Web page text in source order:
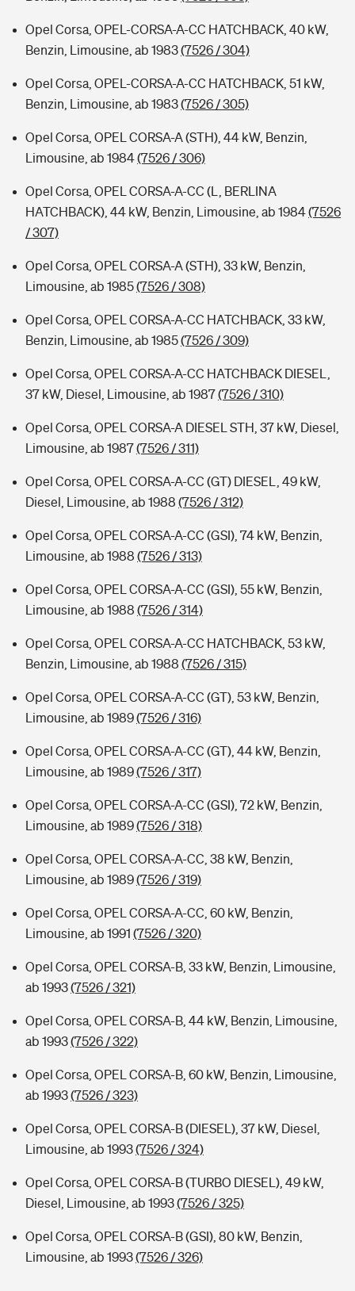
Opel Corsa, OPEL-CORSA-A-CC HATCHBACK, 40 kW,
Benzin, Limousine, ab 1983(7526 / 304)
Opel Corsa, OPEL-CORSA-A-CC HATCHBACK, 51 kW,
Benzin, Limousine, ab 1983(7526 / 305)
Opel Corsa, OPEL CORSA-A (STH), 44 kW, Benzin,
Limousine, ab 1984(7526 / 306)
Opel Corsa, OPEL CORSA-A-CC (L, BERLINA
HATCHBACK), 44 kW, Benzin, Limousine, ab 1984(7526
/ 307)
Opel Corsa, OPEL CORSA-A (STH), 33 kW, Benzin,
Limousine, ab 1985(7526 / 308)
Opel Corsa, OPEL CORSA-A-CC HATCHBACK, 33 kW,
Benzin, Limousine, ab 1985(7526 / 309)
Opel Corsa, OPEL CORSA-A-CC HATCHBACK DIESEL,
37 kW, Diesel, Limousine, ab 1987(7526 / 310)
Opel Corsa, OPEL CORSA-A DIESEL STH, 37 kW, Diesel,
Limousine, ab 1987(7526 / 311)
Opel Corsa, OPEL CORSA-A-CC (GT) DIESEL, 49 kW,
Diesel, Limousine, ab 1988 (7526 / 312)
Opel Corsa, OPEL CORSA-A-CC (GSI), 74 kW, Benzin,
Limousine, ab 1988 (7526 / 313)
Opel Corsa, OPEL CORSA-A-CC (GSI), 55 kW, Benzin,
Limousine, ab 1988 (7526 / 314)
Opel Corsa, OPEL CORSA-A-CC HATCHBACK, 53 kW,
Benzin, Limousine, ab 1988 (7526 / 315)
Opel Corsa, OPEL CORSA-A-CC (GT), 53 kW, Benzin,
Limousine, ab 1989(7526 / 316)
Opel Corsa, OPEL CORSA-A-CC (GT), 44 kW, Benzin,
Limousine, ab 1989(7526 / 317)
Opel Corsa, OPEL CORSA-A-CC (GSI), 72 kW, Benzin,
Limousine, ab 1989(7526 / 318)
Opel Corsa, OPEL CORSA-A-CC, 38 kW, Benzin,
Limousine, ab 1989(7526 / 319)
Opel Corsa, OPEL CORSA-A-CC, 60 kW, Benzin,
Limousine, ab 1991 (7526 / 320)
Opel Corsa, OPEL CORSA-B, 33 kW, Benzin, Limousine,
ab 1993(7526 / 321)
Opel Corsa, OPEL CORSA-B, 44 kW, Benzin, Limousine,
ab 1993(7526 / 322)
Opel Corsa, OPEL CORSA-B, 60 kW, Benzin, Limousine,
ab 1993(7526 / 323)
Opel Corsa, OPEL CORSA-B (DIESEL), 37 kW, Diesel,
Limousine, ab 1993(7526 / 324)
Opel Corsa, OPEL CORSA-B (TURBO DIESEL), 49 kW,
Diesel, Limousine, ab 1993(7526 / 325)
Opel Corsa, OPEL CORSA-B (GSI), 80 kW, Benzin,
Limousine, ab 1993(7526 / 326)